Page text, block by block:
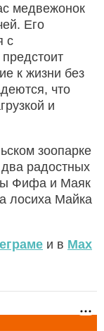
медвежонок
Его
с
к жизни без
что
и
зоопарке
два радостных
Фифа и Маяк
лосиха Майка
и в Max